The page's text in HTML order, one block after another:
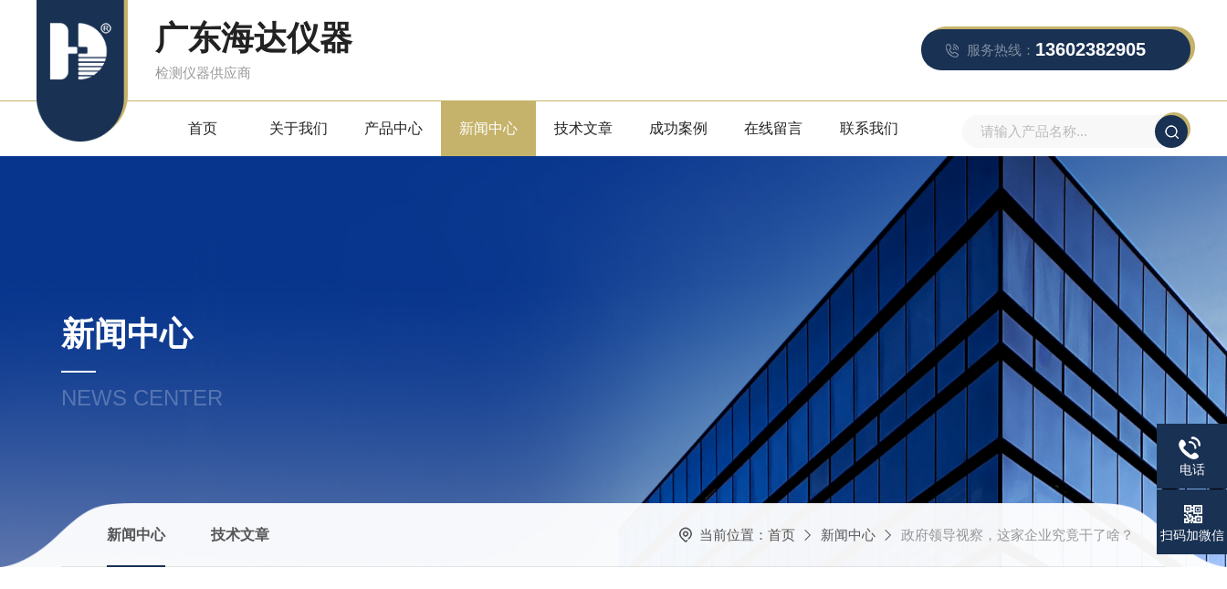
广东海达仪器
检测仪器供应商
服务热线： 13602382905
首页 关于我们 产品中心 新闻中心 技术文章 成功案例 在线留言 联系我们
新闻中心
NEWS CENTER
新闻中心 技术文章 当前位置： 首页 新闻中心 政府领导视察，这家企业究竟干了啥？
电话
扫码加微信